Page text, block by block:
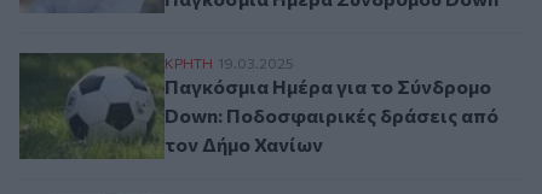
Παγκόσμια Ημέρα για το Σύνδρομο
ΚΡΗΤΗ 19.03.2025
Παγκόσμια Ημέρα για το Σύνδρομο
Down: Ποδοσφαιρικές δράσεις από
τον Δήμο Χανίων